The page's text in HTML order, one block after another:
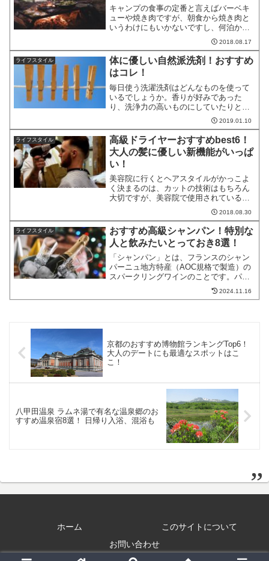
キャンプの食事の定番と言えばバーベキ
ューや焼き肉ですが、朝食から焼き肉と
いうわけにもいかないですし、何泊かの
キャンプなら毎晩バーベキューでは飽き
てしまいますよね。今回は、キャンプで
簡単に作れて美味しくて、見た目もオシ
ャレな料理のレシピを6品...
2018.08.17
ライフスタイル
体に優しい自然派洗剤！おすすめ
はコレ！
毎日使う洗濯洗剤はどんなものを使って
いるでしょうか。香りが好みであった
り、洗浄力の高いものにしていたりと、
人によって洗剤を選ぶ決め手はさまざま
です。体に触れる衣服はなるべく優しい
成分が入っている洗剤を使いたいという
人も多いのではないでしょう...
2019.01.10
ライフスタイル
高級ドライヤーおすすめbest6！
大人の髪に優しい新機能がいっぱ
い！
美容院に行くとヘアスタイルがかっこよ
く決まるのは、カットの技術はもちろん
大切ですが、美容院で使用されている高
級ドライヤーも重要な役割を果たしてい
ます。最近のドライヤーは髪を瞬時に乾
かしながらも、最新技術によりダメージ
を受けた髪を艶やかに美し...
2018.08.30
ライフスタイル
おすすめ高級シャンパン！特別な
人と飲みたいとっておき8選！
「シャンパン」とは、フランスのシャン
パーニュ地方特産（AOC規格で製造）の
スパークリングワインのことです。パー
ティーなどの乾杯にはうってつけのお酒
で、その発砲による開栓時の音とともに
2024.11.16
京都のおすすめ博物館ランキングTop6！
大人のデートにも最適なスポットはこ
こ！
八甲田温泉 ラムネ湯で有名な温泉郷のお
すすめ温泉宿8選！ 日帰り入浴、混浴も
ホーム
このサイトについて
お問い合わせ